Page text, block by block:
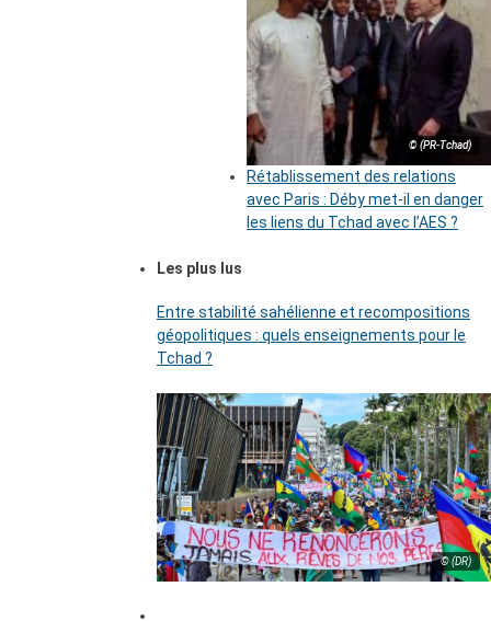
© (PR-Tchad)
Rétablissement des relations
avec Paris : Déby met-il en danger
les liens du Tchad avec l’AES ?
Les plus lus
Entre stabilité sahélienne et recompositions
géopolitiques : quels enseignements pour le
Tchad ?
© (DR)